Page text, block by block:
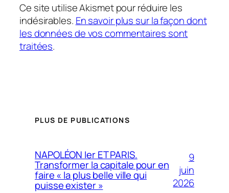
Ce site utilise Akismet pour réduire les
indésirables. En savoir plus sur la façon dont
les données de vos commentaires sont
traitées.
PLUS DE PUBLICATIONS
NAPOLÉON Ier ET PARIS.
Transformer la capitale pour en
faire « la plus belle ville qui
puisse exister »
9
juin
2026